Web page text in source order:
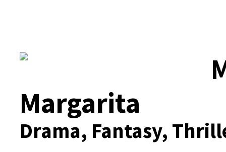
Margarita
Drama, Fantasy,